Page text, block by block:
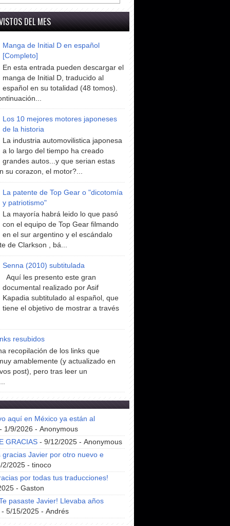
DEL MES
Manga de Initial D en español
[Completo]
En esta entrada pueden descargar el
manga de Initial D, traducido al
español en su totalidad (48 tomos).
Los 10 mejores motores japoneses
de la historia
La industria automovilistica japonesa
a lo largo del tiempo ha creado
grandes autos...y que serian estas
su corazon, el motor?...
La patente de Top Gear o "dicotomía
y patriotismo"
La mayoría habrá leido lo que pasó
con el equipo de Top Gear filmando
en el sur argentino y el escándalo
de Clarkson , bá...
Senna (2010) subtitulada
Aquí les presento este gran
documental realizado por Asif
Kapadia subtitulado al español, que
tiene el objetivo de mostrar a través
resubidos
recopilación de los links que
amablemente (y actualizado en
post), pero tras leer un
aquí en México ya están al
1/9/2026 - Anonymous
GRACIAS - 9/12/2025 - Anonymous
gracias Javier por otro nuevo e
2025 - tinoco
por todas tus traducciones!
- Gaston
pasaste Javier! Llevaba años
- 5/15/2025 - Andrés